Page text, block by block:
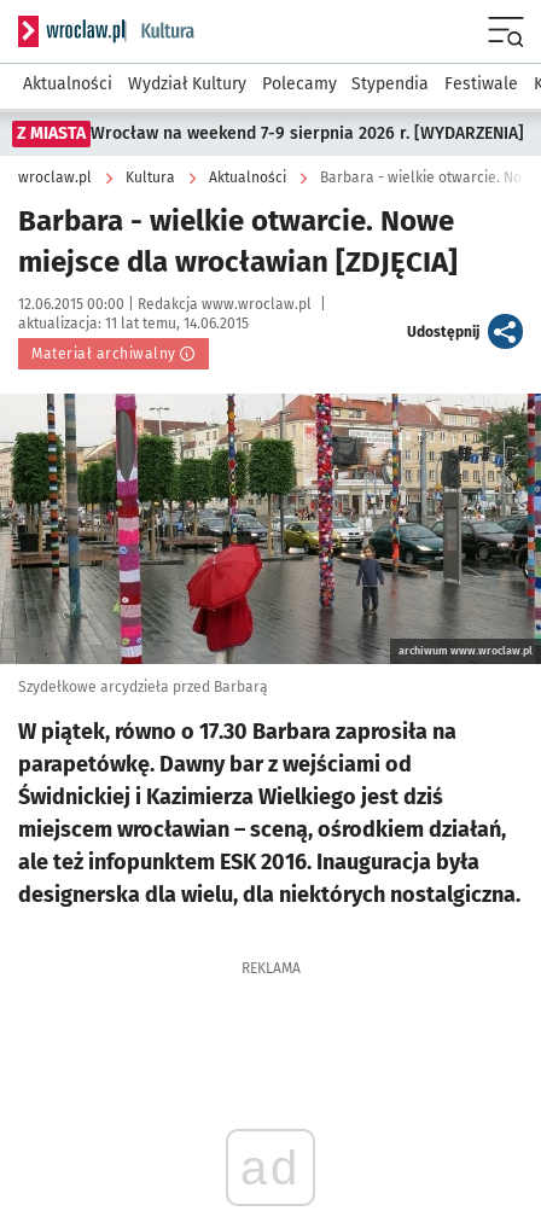
Serwis informacyjny wroclaw.pl podserwis: Kultura
Aktualności Wydział Kultury Polecamy Stypendia Festiwale
Z MIASTA Wrocław na weekend 7-9 sierpnia 2026 r. [WYDARZENIA]
wroclaw.pl Kultura Aktualności Barbara - wielkie otwarcie.
Barbara - wielkie otwarcie. Nowe
miejsce dla wrocławian [ZDJĘCIA]
Data publikacji:
12.06.2015 00:00 | Autor:
Redakcja www.wroclaw.pl
aktualizacja: 11 lat temu, 14.06.2015
Materiał archiwalny
Udostępnijartykuł
Kliknij, aby powiększyć
archiwum www.wroclaw.pl
Szydełkowe arcydzieła przed Barbarą
W piątek, równo o 17.30 Barbara zaprosiła na
parapetówkę. Dawny bar z wejściami od
Świdnickiej i Kazimierza Wielkiego jest dziś
miejscem wrocławian – sceną, ośrodkiem działań,
ale też infopunktem ESK 2016. Inauguracja była
designerska dla wielu, dla niektórych nostalgiczna.
REKLAMA
ad